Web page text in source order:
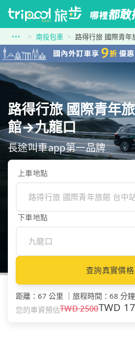
南投包車 路得行旅 國際青年
路得行旅 國際青年
館→九龍口
長途叫車app第一品牌
上車地點
下車地點
查詢真實價格
距離 ： 67 公里 旅程時間 ： 68 分鐘
您的車資預估TWD2500TWD